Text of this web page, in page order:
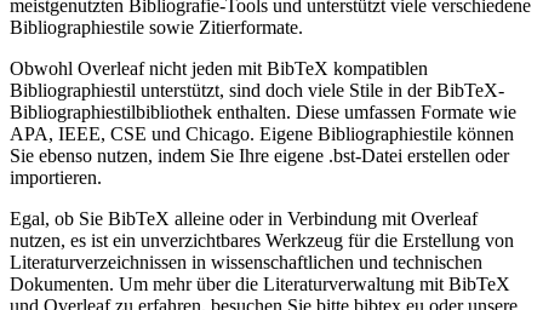
meistgenutzten Bibliografie-Tools und unterstützt viele verschiedene
Bibliographiestile sowie Zitierformate.
Obwohl Overleaf nicht jeden mit BibTeX kompatiblen
Bibliographiestil unterstützt, sind doch viele Stile in der BibTeX-
Bibliographiestilbibliothek enthalten. Diese umfassen Formate wie
APA, IEEE, CSE und Chicago. Eigene Bibliographiestile können
Sie ebenso nutzen, indem Sie Ihre eigene .bst-Datei erstellen oder
importieren.
Egal, ob Sie BibTeX alleine oder in Verbindung mit Overleaf
nutzen, es ist ein unverzichtbares Werkzeug für die Erstellung von
Literaturverzeichnissen in wissenschaftlichen und technischen
Dokumenten. Um mehr über die Literaturverwaltung mit BibTeX
und Overleaf zu erfahren, besuchen Sie bitte bibtex.eu oder unsere